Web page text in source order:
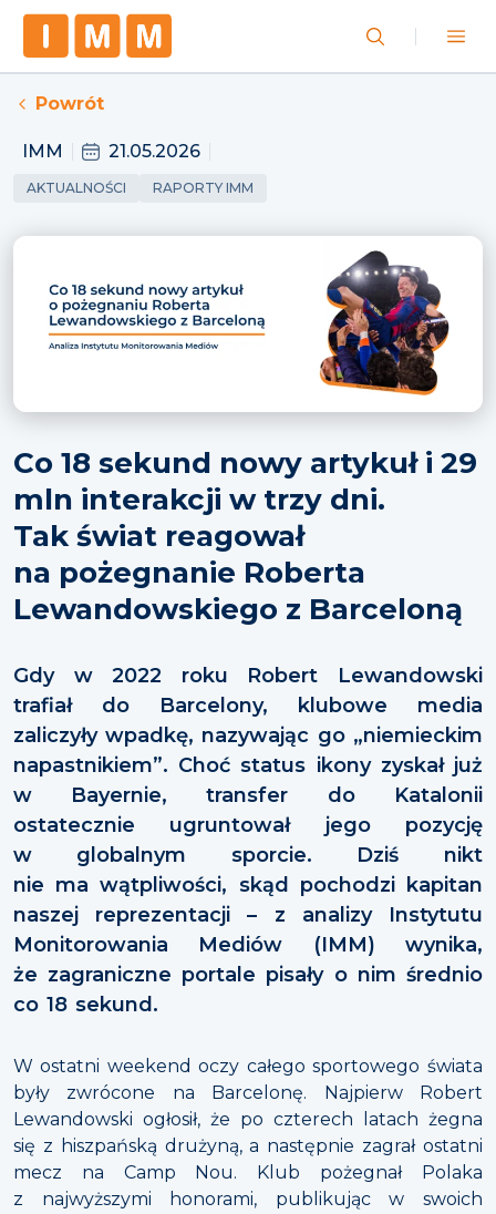
Powrót
IMM 21.05.2026
AKTUALNOŚCI RAPORTY IMM
Co 18 sekund nowy artykuł i 29
mln interakcji w trzy dni.
Tak świat reagował
na pożegnanie Roberta
Lewandowskiego z Barceloną
Gdy w 2022 roku Robert Lewandowski
trafiał do Barcelony, klubowe media
zaliczyły wpadkę, nazywając go „niemieckim
napastnikiem”. Choć status ikony zyskał już
w Bayernie, transfer do Katalonii
ostatecznie ugruntował jego pozycję
w globalnym sporcie. Dziś nikt
nie ma wątpliwości, skąd pochodzi kapitan
naszej reprezentacji – z analizy Instytutu
Monitorowania Mediów (IMM) wynika,
że zagraniczne portale pisały o nim średnio
co 18 sekund.
W ostatni weekend oczy całego sportowego świata
były zwrócone na Barcelonę. Najpierw Robert
Lewandowski ogłosił, że po czterech latach żegna
się z hiszpańską drużyną, a następnie zagrał ostatni
mecz na Camp Nou. Klub pożegnał Polaka
z najwyższymi honorami, publikując w swoich